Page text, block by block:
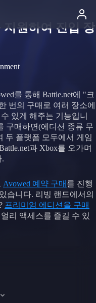
지원하여 진입 장
를 통해 Battle.net에 "크
번의 구매로 여러 장소에
있게 해주는 기능입니
구매하면(에디션 종류 무
두 플랫폼 모두에서 게임
과 Xbox를 오가며
.
Avowed 예약 구매 를 진행
습니다. 리빙 랜드에서의
프리미엄 에디션을 구매
리 액세스를 즐길 수 있